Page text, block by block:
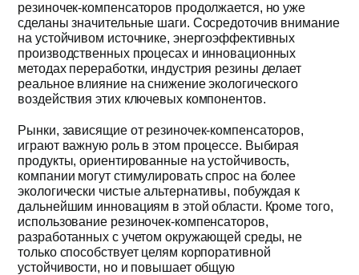
резиночек-компенсаторов продолжается, но уже
сделаны значительные шаги. Сосредоточив внимание
на устойчивом источнике, энергоэффективных
производственных процесах и инновационных
методах переработки, индустрия резины делает
реальное влияние на снижение экологического
воздействия этих ключевых компонентов.
Рынки, зависящие от резиночек-компенсаторов,
играют важную роль в этом процессе. Выбирая
продукты, ориентированные на устойчивость,
компании могут стимулировать спрос на более
экологически чистые альтернативы, побуждая к
дальнейшим инновациям в этой области. Кроме того,
использование резиночек-компенсаторов,
разработанных с учетом окружающей среды, не
только способствует целям корпоративной
устойчивости, но и повышает общую